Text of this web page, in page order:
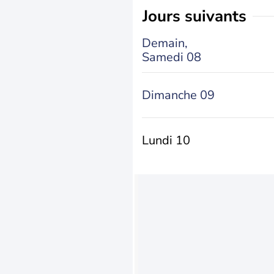
jours suivants
Demain,
Samedi 08
Dimanche 09
Lundi 10